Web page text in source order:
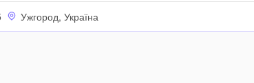
Ужгород, Україна